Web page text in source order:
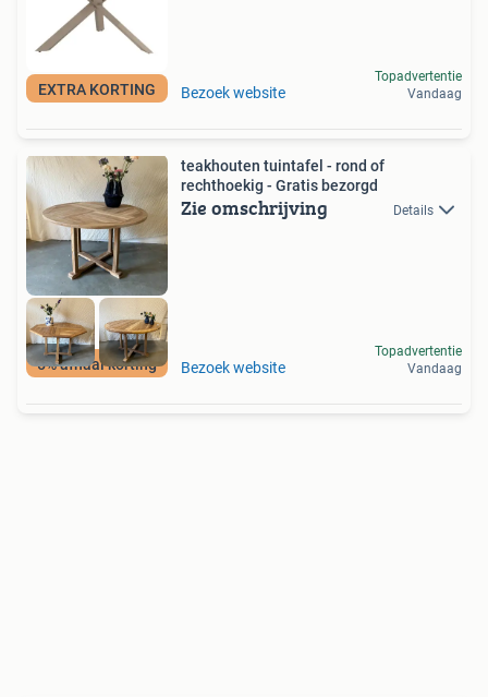
EXTRA KORTING Bezoek website
Topadvertentie
Vandaag
5% afhaal korting
teakhouten tuintafel - rond of
rechthoekig - Gratis bezorgd
Zie omschrijving Details
Bezoek website
Topadvertentie
Vandaag